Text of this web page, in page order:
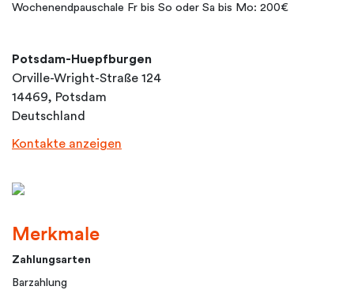
Wochenendpauschale Fr bis So oder Sa bis Mo: 200€
Potsdam-Huepfburgen
Orville-Wright-Straße 124
14469, Potsdam
Deutschland
Kontakte anzeigen
Merkmale
Zahlungsarten
Barzahlung